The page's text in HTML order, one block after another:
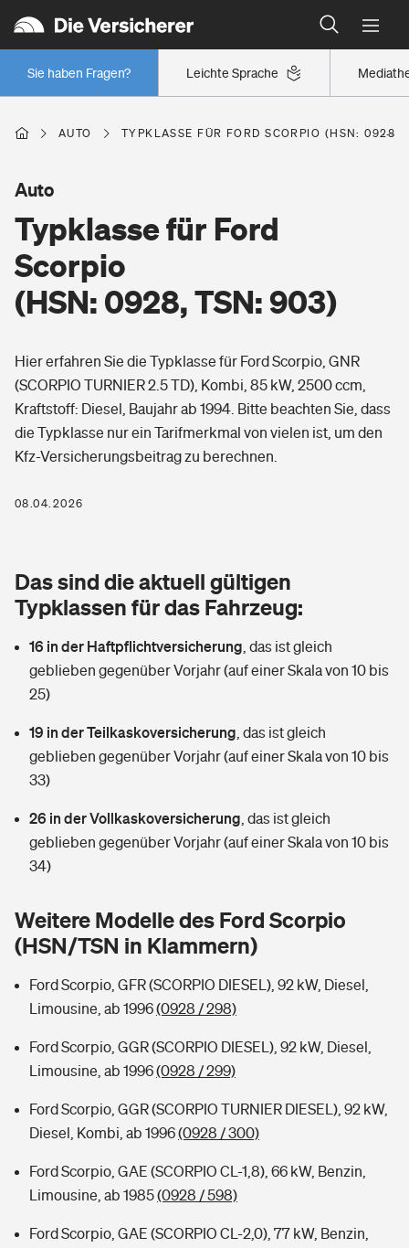
Leichte Sprache
Sie haben Fragen?
Wer versichert was: Jetzt Versicherer finden
Regionalklassen: So ist Ihre Region eingestuft
Wer versichert was: Jetzt Versicherer finden
Berufsunfähigkeitsversicherung
Erwerbsunfähigkeitsversicherung
Arbeitsrechtsschutz
Berufshaftpflichtversicherung
Rentenrechner: Wie viel Geld bekomme ich im Alter?
Wer versichert was: Jetzt Versicherer finden
Sie haben Fragen?
Wohnen
Wohngebäudeversicherung
Hausratversicherung
Elementarversicherung
Photovoltaik
Wärmepumpen versichern
Vermieterrrechtsschutz
Mietkautionsversicherung
Restkreditversicherung
Zur Übersicht
Hochwasser-Check: Wie gefährdet ist Ihr Haus?
Wer versichert was: Jetzt Versicherer finden
Sie haben Fragen?
Pri­vate Haft­pflicht­
Rechts­schutz­ver­si­che­rung
Kinderunfall­ver­si­che­rung
Reiseversicherung
Handyversicherung
Private Cyberversicherung
Musikinstrumentenversicherung
Zur Übersicht
Typklassen: So ist Ihr Auto eingestuft
Sie haben Fragen?
Gesundheit
Private Krankenversicherung
Tierkrankenversicherung
Zur Übersicht
Wer versichert was: Jetzt Versicherer finden
Sie haben Fragen?
Rentenrechner: Wie viel Geld bekomme ich im Alter?
AUTO TYPKLASSE FÜR FORD SCORPIO (HSN: 0928,
Typklasse für Ford
Scorpio
(HSN: 0928, TSN: 903)
Auto
Hier erfahren Sie die Typklasse für Ford Scorpio, GNR
(SCORPIO TURNIER 2.5 TD), Kombi, 85 kW, 2500 ccm,
Kraftstoff: Diesel, Baujahr ab 1994. Bitte beachten Sie, dass
die Typklasse nur ein Tarifmerkmal von vielen ist, um den
Kfz-Versicherungsbeitrag zu berechnen.
08.04.2026
Das sind die aktuell gültigen
Typklassen für das Fahrzeug:
16 in der Haftpflichtversicherung das ist gleich
geblieben gegenüber Vorjahr (auf einer Skala von 10 bis
25)
19 in der Teilkaskoversicherung das ist gleich
geblieben gegenüber Vorjahr (auf einer Skala von 10 bis
33)
26 in der Vollkaskoversicherung das ist gleich
geblieben gegenüber Vorjahr (auf einer Skala von 10 bis
34)
Weitere Modelle des Ford Scorpio
(HSN/TSN in Klammern)
Ford Scorpio, GFR (SCORPIO DIESEL), 92 kW, Diesel,
Limousine, ab 1996(0928 / 298)
Ford Scorpio, GGR (SCORPIO DIESEL), 92 kW, Diesel,
Limousine, ab 1996(0928 / 299)
Ford Scorpio, GGR (SCORPIO TURNIER DIESEL), 92 kW,
Diesel, Kombi, ab 1996(0928 / 300)
Ford Scorpio, GAE (SCORPIO CL-1,8), 66 kW, Benzin,
Limousine, ab 1985(0928 / 598)
Ford Scorpio, GAE (SCORPIO CL-2,0), 77 kW, Benzin,